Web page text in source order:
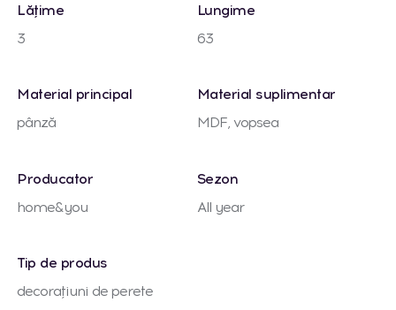
Lățime
3
Lungime
63
Material principal
pânză
Material suplimentar
MDF, vopsea
Producator
home&you
Sezon
All year
Tip de produs
decorațiuni de perete